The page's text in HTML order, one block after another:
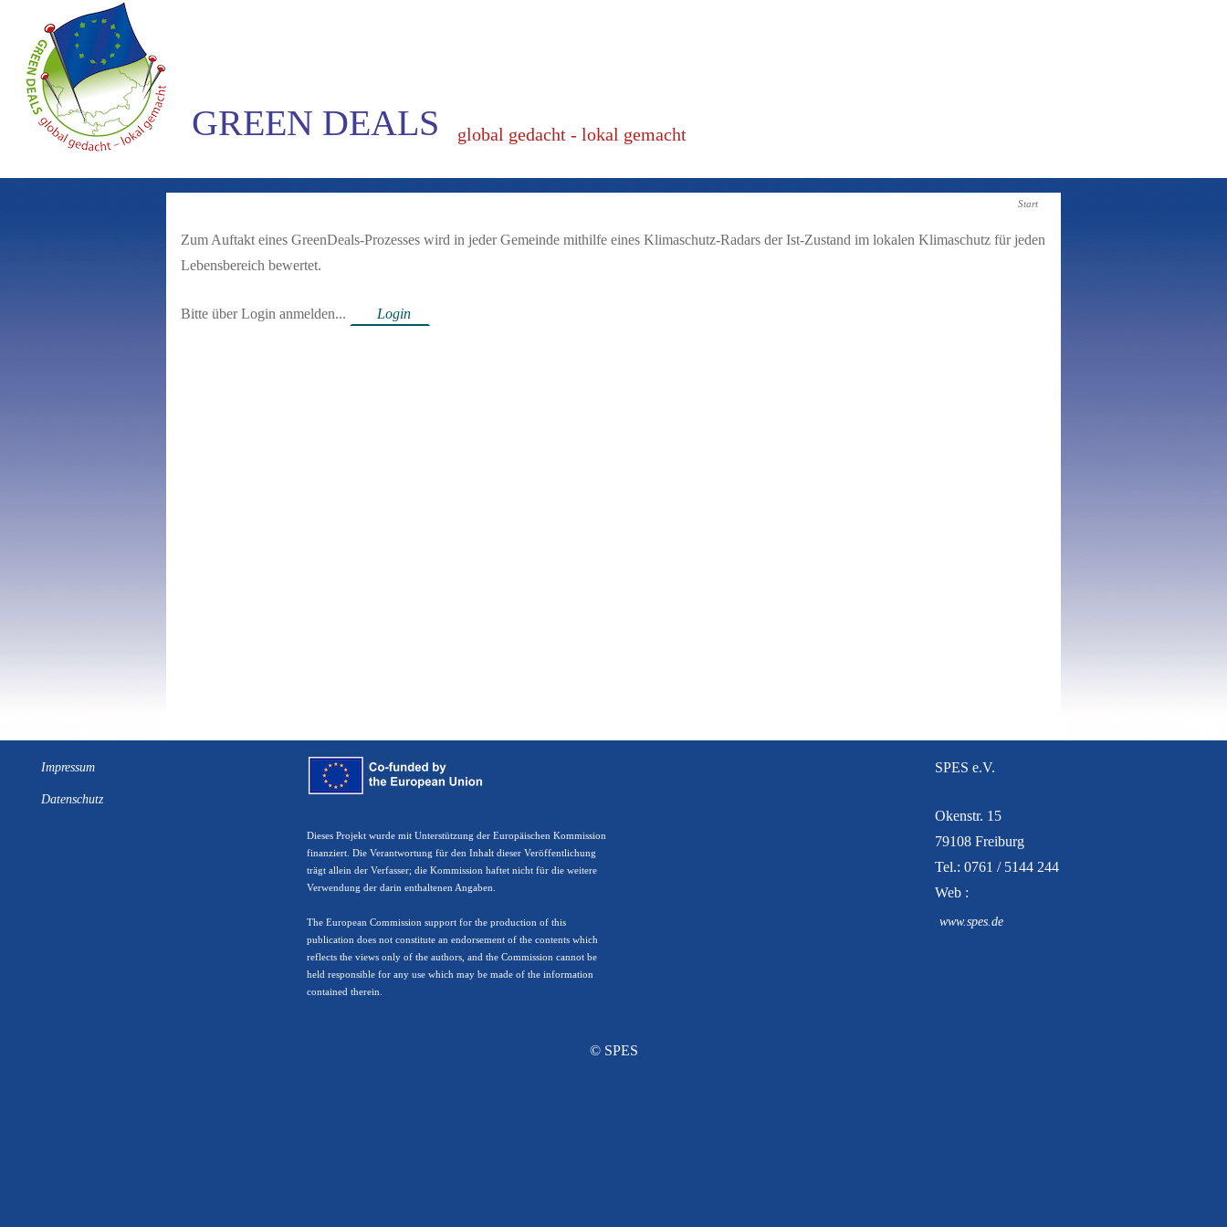
GREEN DEALS global gedacht - lokal gemacht
Start
Zum Auftakt eines GreenDeals-Prozesses wird in jeder Gemeinde mithilfe eines Klimaschutz-Radars der Ist-Zustand im lokalen Klimaschutz für jeden
Lebensbereich bewertet.
Bitte über Login anmelden... Login
Impressum
Datenschutz
Dieses Projekt wurde mit Unterstützung der Europäischen Kommission
finanziert. Die Verantwortung für den Inhalt dieser Veröffentlichung
trägt allein der Verfasser; die Kommission haftet nicht für die weitere
Verwendung der darin enthaltenen Angaben.
The European Commission support for the production of this
publication does not constitute an endorsement of the contents which
reflects the views only of the authors, and the Commission cannot be
held responsible for any use which may be made of the information
contained therein.
SPES e.V.
Okenstr. 15
79108 Freiburg
Tel.: 0761 / 5144 244
Web :
www.spes.de
© SPES